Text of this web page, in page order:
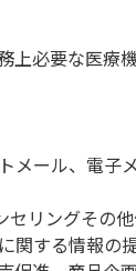
上必要な医療
メール、電子
セリングその
関する情報の